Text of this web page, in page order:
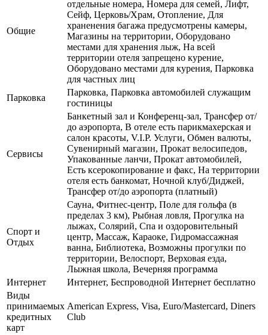
Общие
отдельные номера, Номера для семей, Лифт,
Сейф, Церковь/Храм, Отопление, Для
храненения багажа предусмотрены камеры,
Магазины на территории, Оборудовано
местами для хранения лыж, На всей
территории отеля запрещено курение,
Оборудовано местами для курения, Парковка
для частных лиц
Парковка
Парковка, Парковка автомобилей служащим
гостиницы
Сервисы
Банкетный зал и Конференц-зал, Трансфер от/
до аэропорта, В отеле есть парикмахерская и
салон красоты, V.I.P. Услуги, Обмен валюты,
Сувенирный магазин, Прокат велосипедов,
Упакованные ланчи, Прокат автомобилей,
Есть ксерокопирование и факс, На территории
отеля есть банкомат, Ночной клуб/Диджей,
Трансфер от/до аэропорта (платный)
Спорт и
Отдых
Сауна, Фитнес-центр, Поле для гольфа (в
пределах 3 км), Рыбная ловля, Прогулка на
лыжах, Солярий, Спа и оздоровительный
центр, Массаж, Караоке, Гидромассажная
ванна, Библиотека, Возможны прогулки по
территории, Велоспорт, Верховая езда,
Лыжная школа, Вечерняя программа
Интернет
Интернет, Беспроводной Интернет бесплатно
Виды
принимаемых
кредитных
карт
American Express, Visa, Euro/Mastercard, Diners
Club